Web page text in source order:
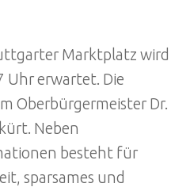
Marktplatz wird
Uhr erwartet. Die
Oberbürgermeister Dr.
Neben
besteht für
sparsames und